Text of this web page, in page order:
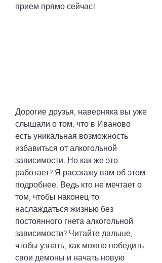
прием прямо сейчас!
Дорогие друзья, наверняка вы уже
слышали о том, что в Иваново
есть уникальная возможность
избавиться от алкогольной
зависимости. Но как же это
работает? Я расскажу вам об этом
подробнее. Ведь кто не мечтает о
том, чтобы наконец-то
наслаждаться жизнью без
постоянного гнета алкогольной
зависимости? Читайте дальше,
чтобы узнать, как можно победить
свои демоны и начать новую